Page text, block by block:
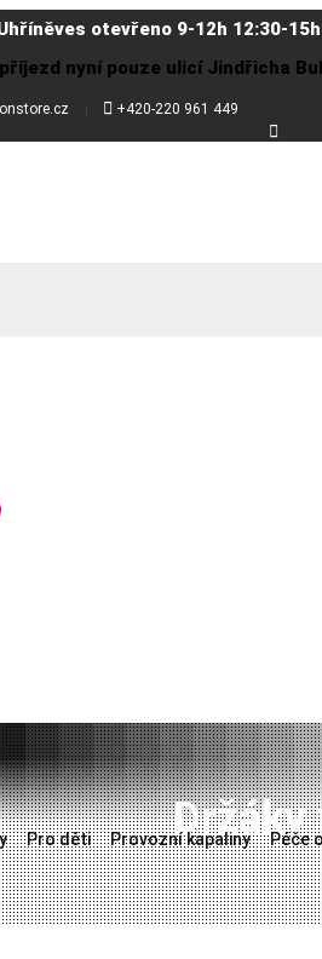
otevřeno 9-12h 12:30-
nyní pouze ulicí Jindřicha
 +420-220 961 449

Pro děti Provozní kapaliny Péče